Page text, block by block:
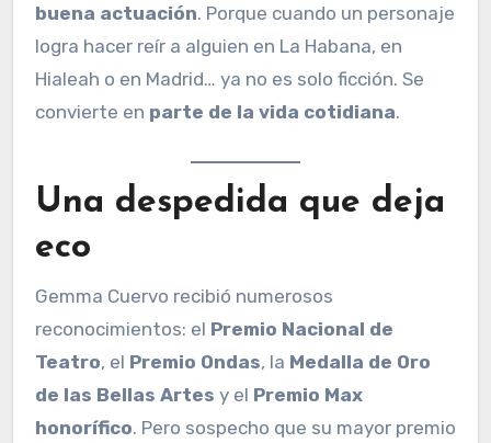
buena actuación. Porque cuando un personaje
logra hacer reír a alguien en La Habana, en
Hialeah o en Madrid… ya no es solo ficción. Se
convierte en parte de la vida cotidiana.
Una despedida que deja
eco
Gemma Cuervo recibió numerosos
reconocimientos: el Premio Nacional de
Teatro, el Premio Ondas, la Medalla de Oro
de las Bellas Artes y el Premio Max
honorífico. Pero sospecho que su mayor premio